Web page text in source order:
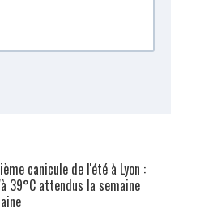
canicule de l'été à Lyon :
39°C attendus la semaine